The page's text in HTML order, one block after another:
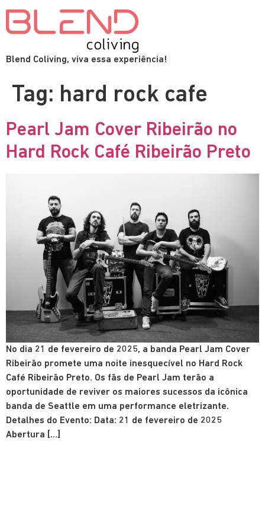
Blend Coliving, viva essa experiência!
Tag: hard rock cafe
Pearl Jam Cover Ribeirão no
Hard Rock Café Ribeirão Preto
No dia 21 de fevereiro de 2025, a banda Pearl Jam Cover
Ribeirão promete uma noite inesquecível no Hard Rock
Café Ribeirão Preto. Os fãs de Pearl Jam terão a
oportunidade de reviver os maiores sucessos da icônica
banda de Seattle em uma performance eletrizante.
Detalhes do Evento: Data: 21 de fevereiro de 2025
Abertura […]